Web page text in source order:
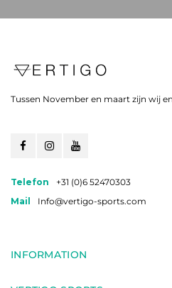
Tussen November en maart zijn wij
Telefon
+31 (0)6 52470303
Mail
Info@vertigo-sports.com
INFORMATION